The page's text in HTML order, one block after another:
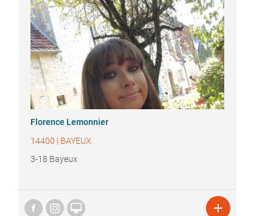
Florence Lemonnier
14400 | BAYEUX
3-18 Bayeux
 